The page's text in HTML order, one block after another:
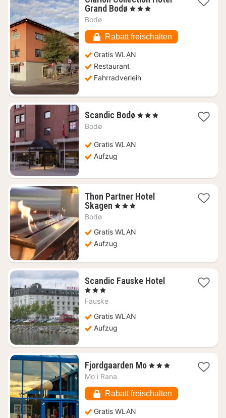
Grand Bodø1
121,76
€
, 3 Sterne
Bodø
Rabatt freischalten
Gratis WLAN
Restaurant
Fahrradverleih
Scandic Bodø1
, 3 Sterne
Bodø
Gratis WLAN
Aufzug
Thon Partner Hotel
Skagen 1
108,55
€
, 3 Sterne
Bodø
Gratis WLAN
Aufzug
Scandic Fauske Hotel1
, 3 Sterne
Fauske
Gratis WLAN
Aufzug
Fjordgaarden Mo1
133,60
€
, 3 Sterne
Mo i Rana
Rabatt freischalten
Gratis WLAN